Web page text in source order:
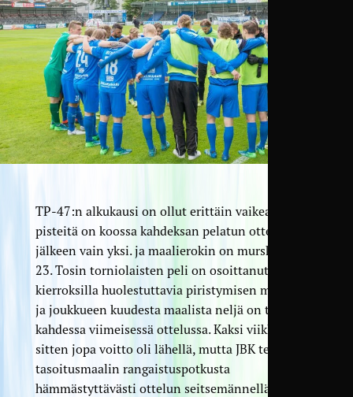
TP-47:n alkukausi on ollut erittäin vaikea, sillä
pisteitä on koossa kahdeksan pelatun ottelun
jälkeen vain yksi. ja maalierokin on murskaava 6–
23. Tosin torniolaisten peli on osoittanut viime
kierroksilla huolestuttavia piristymisen merkkejä,
ja joukkueen kuudesta maalista neljä on tehty
kahdessa viimeisessä ottelussa. Kaksi viikkoa
sitten jopa voitto oli lähellä, mutta JBK teki
tasoitusmaalin rangaistuspotkusta
hämmästyttävästi ottelun seitsemännellä lisäajan